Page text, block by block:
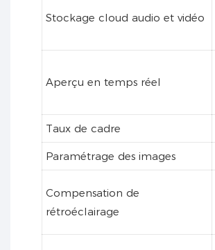
Stockage cloud audio et vidéo
Aperçu en temps réel
Taux de cadre
Paramétrage des images
Compensation de
rétroéclairage